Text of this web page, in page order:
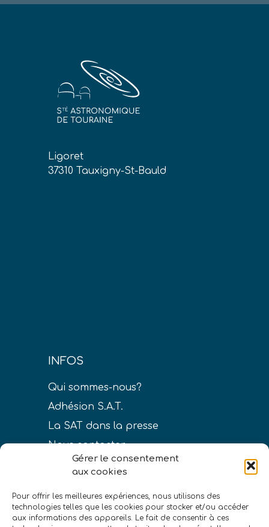
Gérer le consentement
aux cookies
Pour offrir les meilleures expériences, nous utilisons des
technologies telles que les cookies pour stocker et/ou accéder
aux informations des appareils. Le fait de consentir à ces
Ligoret
37310 Tauxigny-St-Bauld
INFOS
Qui sommes-nous?
Adhésion S.A.T.
La SAT dans la presse
Nous contacter
LIENS